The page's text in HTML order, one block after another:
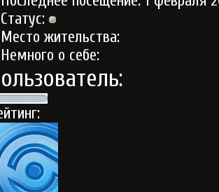
Статус:
Место жительства:
Немного о себе: